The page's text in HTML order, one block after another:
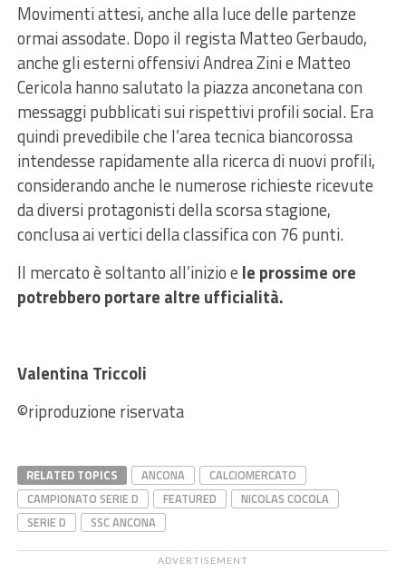
Movimenti attesi, anche alla luce delle partenze
ormai assodate. Dopo il regista Matteo Gerbaudo,
anche gli esterni offensivi Andrea Zini e Matteo
Cericola hanno salutato la piazza anconetana con
messaggi pubblicati sui rispettivi profili social. Era
quindi prevedibile che l’area tecnica biancorossa
intendesse rapidamente alla ricerca di nuovi profili,
considerando anche le numerose richieste ricevute
da diversi protagonisti della scorsa stagione,
conclusa ai vertici della classifica con 76 punti.
Il mercato è soltanto all’inizio e le prossime ore
potrebbero portare altre ufficialità.
Valentina Triccoli
©️riproduzione riservata
RELATED TOPICS ANCONA
CALCIOMERCATO
CAMPIONATO SERIE D
FEATURED
NICOLAS COCOLA
SERIE D
SSC ANCONA
ADVERTISEMENT